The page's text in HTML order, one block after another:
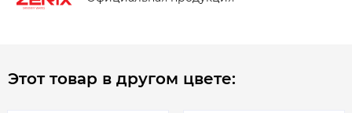
Этот товар в другом цвете: